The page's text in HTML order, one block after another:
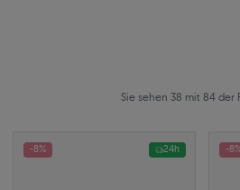
Sie sehen 38 mit 84 der
-8% 24h -